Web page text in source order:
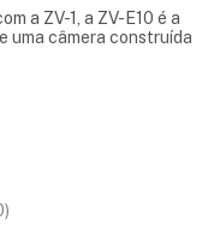
a ZV-1, a ZV-E10 é a
uma câmera construída